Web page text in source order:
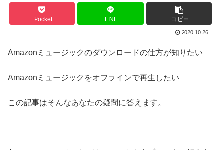
Pocket LINE コピー
2020.10.26
Amazonミュージックのダウンロードの仕方が知りたい
Amazonミュージックをオフラインで再生したい
この記事はそんなあなたの疑問に答えます。